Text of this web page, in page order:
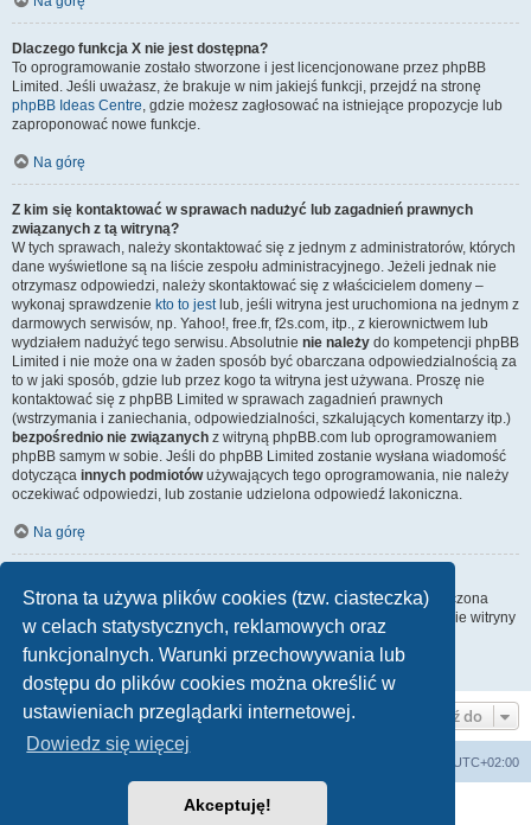
Strona ta używa plików cookies (tzw. ciasteczka)
w celach statystycznych, reklamowych oraz
funkcjonalnych. Warunki przechowywania lub
dostępu do plików cookies można określić w
ustawieniach przeglądarki internetowej.
Dowiedz się więcej
Akceptuję!
Dlaczego funkcja X nie jest dostępna?
To oprogramowanie zostało stworzone i jest licencjonowane przez phpBB
Limited. Jeśli uważasz, że brakuje w nim jakiejś funkcji, przejdź na stronę
phpBB Ideas Centre, gdzie możesz zagłosować na istniejące propozycje lub
zaproponować nowe funkcje.
Na górę
Z kim się kontaktować w sprawach nadużyć lub zagadnień prawnych
związanych z tą witryną?
W tych sprawach, należy skontaktować się z jednym z administratorów, których
dane wyświetlone są na liście zespołu administracyjnego. Jeżeli jednak nie
otrzymasz odpowiedzi, należy skontaktować się z właścicielem domeny –
wykonaj sprawdzenie kto to jestlub, jeśli witryna jest uruchomiona na jednym z
darmowych serwisów, np. Yahoo!, free.fr, f2s.com, itp., z kierownictwem lub
wydziałem nadużyć tego serwisu. Absolutnie nie należy do kompetencji phpBB
Limited i nie może ona w żaden sposób być obarczana odpowiedzialnością za
to w jaki sposób, gdzie lub przez kogo ta witryna jest używana. Proszę nie
kontaktować się z phpBB Limited w sprawach zagadnień prawnych
(wstrzymania i zaniechania, odpowiedzialności, szkalujących komentarzy itp.)
bezpośrednio nie związanych z witryną phpBB.com lub oprogramowaniem
phpBB samym w sobie. Jeśli do phpBB Limited zostanie wysłana wiadomość
dotycząca innych podmiotówużywających tego oprogramowania, nie należy
oczekiwać odpowiedzi, lub zostanie udzielona odpowiedź lakoniczna.
Na górę
Wszyscy użytkownicy witryny mogą używać – jeśli funkcja ta jest włączona
przez administratora witryny – formularza „Kontakt z nami”. Członkowie witryny
mogą także używać odnośnika „Zespół administracyjny”.
Na górę
Przejdź do
UTC+02:00
Technologię dostarczaphpBB® Forum Software © phpBB Limited